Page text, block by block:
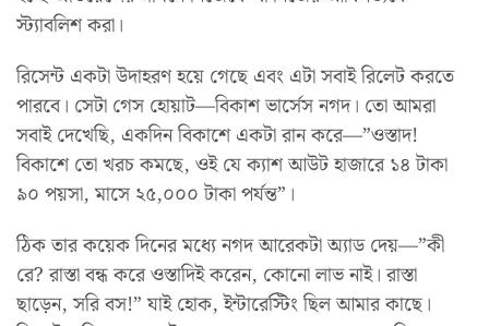
স্ট্যাবলিশ করা।
রিসেন্ট একটা উদাহরণ হয়ে গেছে এবং এটা সবাই রিলেট করতে
পারবে। সেটা গেস হোয়াট—বিকাশ ভার্সেস নগদ। তো আমরা
সবাই দেখেছি, একদিন বিকাশে একটা রান করে—”ওস্তাদ!
বিকাশে তো খরচ কমছে, ওই যে ক্যাশ আউট হাজারে ১৪ টাকা
৯০ পয়সা, মাসে ২৫,০০০ টাকা পর্যন্ত”।
ঠিক তার কয়েক দিনের মধ্যে নগদ আরেকটা অ্যাড দেয়—”কী
রে? রাস্তা বন্ধ করে ওস্তাদিই করেন, কোনো লাভ নাই। রাস্তা
ছাড়েন, সরি বস!” যাই হোক, ইন্টারেস্টিং ছিল আমার কাছে।